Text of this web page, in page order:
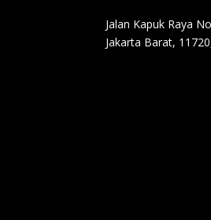
Jalan Kapuk Raya
Jakarta Barat,